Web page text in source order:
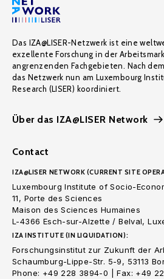
Das IZA@LISER-Netzwerk ist eine
exzellente Forschung in der
angrenzenden Fachgebieten. Nach
das Netzwerk nun am Luxembourg
Research (LISER) koordiniert.
Über das IZA@LISER Network
Contact
IZA@LISER NETWORK (CURRENT SITE
Luxembourg Institute of Socio-
11, Porte des Sciences
Maison des Sciences Humaines
L-4366 Esch-sur-Alzette / Belval,
IZA INSTITUTE (IN LIQUIDATION):
Forschungsinstitut zur Zukunft der
Schaumburg-Lippe-Str. 5-9, 53113
Phone: +49 228 3894-0 | Fax: +49